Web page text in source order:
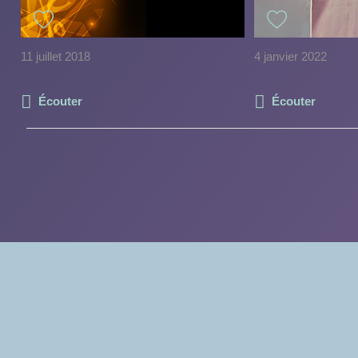
11 juillet 2018
Écouter
4 janvier 2022
Écouter